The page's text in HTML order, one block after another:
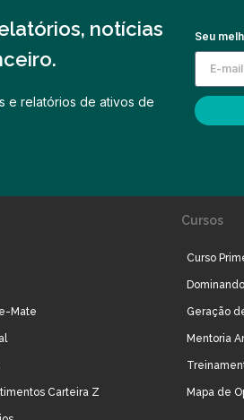
notícias
e relatórios de ativos de
Seu
Mate
Carteira Z
Cursos
Curso
Geração
Mentoria
Mapa de